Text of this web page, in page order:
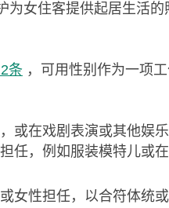
为女住客提供起居生活
条，可用性别作为一项
或在戏剧表演或其他娱
任，例如服装模特儿或
女性担任，以合符体统